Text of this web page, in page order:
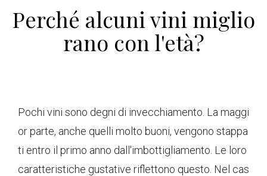
Perché alcuni vini miglio
rano con l'età?
Pochi vini sono degni di invecchiamento. La maggi
or parte, anche quelli molto buoni, vengono stappa
ti entro il primo anno dall'imbottigliamento. Le loro
caratteristiche gustative riflettono questo. Nel cas